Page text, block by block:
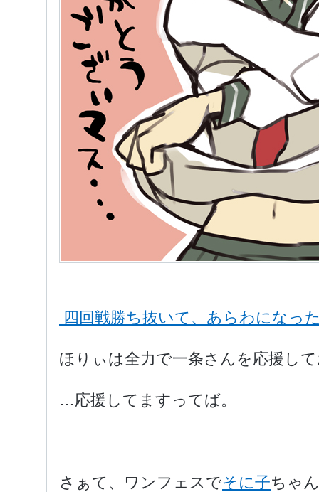
四回戦勝ち抜いて、あらわになっ
ほりぃは全力で一条さんを応援し
…応援してますってば。
さぁて、ワンフェスでそに子ちゃ